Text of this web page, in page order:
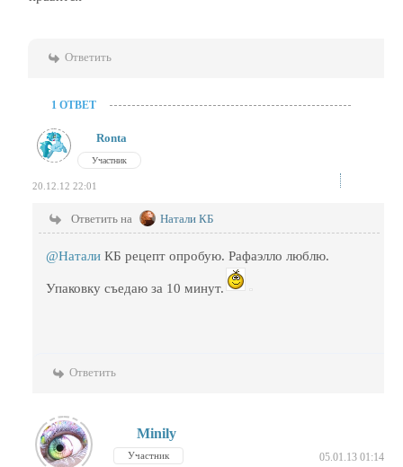
Ответить
1 ОТВЕТ
Ronta
Участник
20.12.12 22:01
Ответить на Натали КБ
@Натали КБ рецепт опробую. Рафаэлло люблю.
Упаковку съедаю за 10 минут.
Ответить
Minily
Участник 05.01.13 01:14